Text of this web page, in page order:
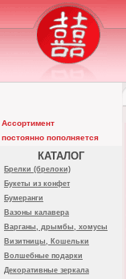
Ассортимент
постоянно пополняется
КАТАЛОГ
Брелки (брелоки)
Букеты из конфет
Бумеранги
Вазоны калавера
Варганы, дрымбы, хомусы
Визитницы, Кошельки
Волшебные подарки
Декоративные зеркала